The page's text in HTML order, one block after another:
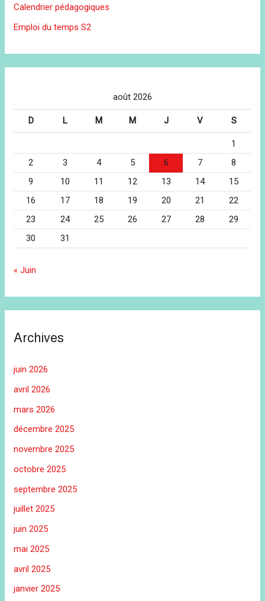
Calendrier pédagogiques
Emploi du temps S2
août 2026
D L M M J V S
1
2
3 4 5 6 7
8
9
10 11 12 13 14
15
16
17 18 19 20 21
22
23
24 25 26 27 28
29
30
31
« Juin
Archives
juin 2026
avril 2026
mars 2026
décembre 2025
novembre 2025
octobre 2025
septembre 2025
juillet 2025
juin 2025
mai 2025
avril 2025
janvier 2025